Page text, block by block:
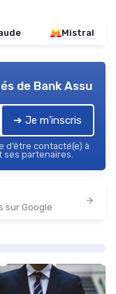
Mistral
de Bank Assu
➔ Je m'inscris
d’être contacté(e) à
ses partenaires.
sur Google